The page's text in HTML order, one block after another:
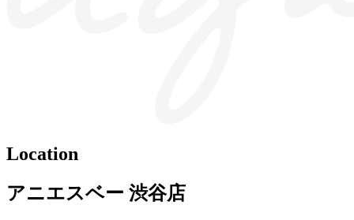
Location
アニエスベー 渋谷店